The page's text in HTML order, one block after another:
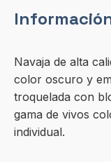
Navaja de alta
color oscuro y
troquelada con
gama de vivos
individual.